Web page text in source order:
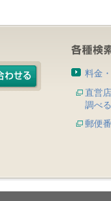
料金
直営
調べる
郵便